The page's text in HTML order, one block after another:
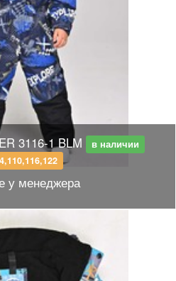
3116-1 BLM
в наличии
у менеджера